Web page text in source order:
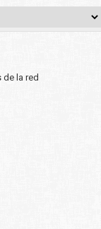
de la red